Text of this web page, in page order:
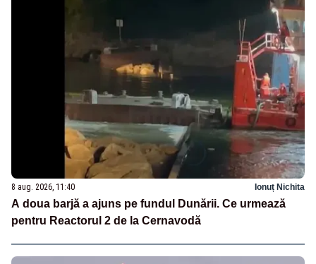
8 aug. 2026, 11:40 Ionuț Nichita
A doua barjă a ajuns pe fundul Dunării. Ce urmează
pentru Reactorul 2 de la Cernavodă